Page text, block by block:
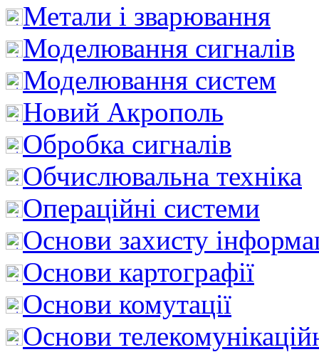
Метали і зварювання
Моделювання сигналів
Моделювання систем
Новий Акрополь
Обробка сигналів
Обчислювальна техніка
Операційні системи
Основи захисту
Основи картографії
Основи комутації
Основи